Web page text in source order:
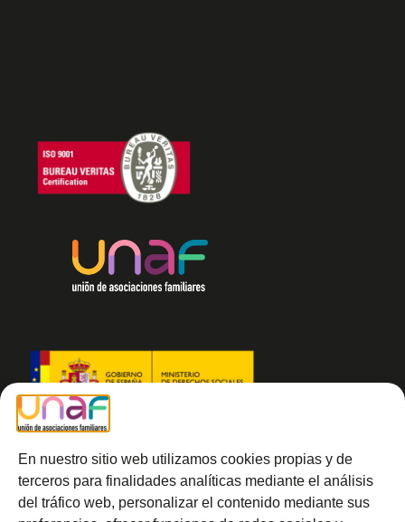
En nuestro sitio web utilizamos cookies propias y de
terceros para finalidades analíticas mediante el análisis
del tráfico web, personalizar el contenido mediante sus